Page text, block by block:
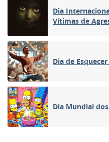
Dia
Vítimas de
Dia de
Dia Mundial